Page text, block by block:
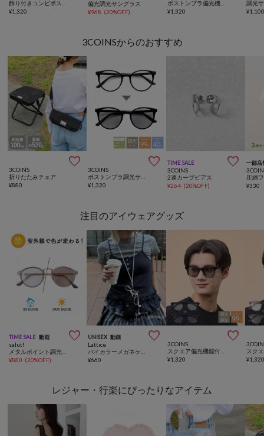
¥1,320
偏光調光サングラス
¥968 (20%OFF)
ボストンプラ偏光機能付調光サングラス
¥1,320
調光
¥
3COINSからのおすすめ

3COINS
折りたたみチェア
¥880

3COINS
¥1,320
TIME SALE 
3COINS
2連カーブピアス
¥264 (20%OFF)
一部店
¥330
注目のアイウェアグッズ
TIME SALE 動画 
salut!
¥880 (20%OFF)
UNISEX 動画 
Lattice
¥660

3COINS
スクエア偏光機能付調光サングラス
¥1,320 ¥
レジャー・行楽にぴったりなアイテム